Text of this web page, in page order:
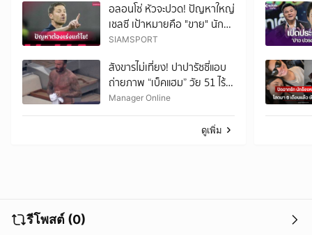
อลอนโซ่ หัวจะปวด! ปัญหาใหญ่
เชลซี เป้าหมายคือ "ขาย" นัก
เตะลดขนาดทีม
SIAMSPORT
สังขารไม่เที่ยง! ปาปารัซซี่แอบ
ถ่ายภาพ “เบ็คแฮม” วัย 51 ไร้
ฟิลเตอร์ เผยให้เห็นผมบาง-
Manager Online
ดูเพิ่ม
รีโพสต์ (0)